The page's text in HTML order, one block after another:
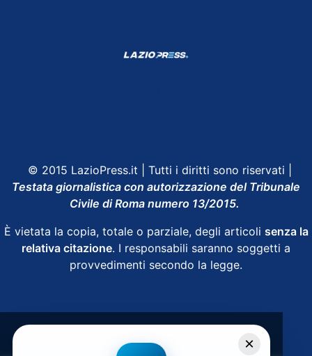
© 2015 LazioPress.it | Tutti i diritti sono riservati |
Testata giornalistica con autorizzazione del Tribunale
Civile di Roma numero 13/2015.
È vietata la copia, totale o parziale, degli articoli senza la
relativa citazione. I responsabili saranno soggetti a
provvedimenti secondo la legge.
×